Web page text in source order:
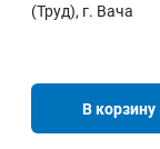
(Труд), г. Вача
В корзину